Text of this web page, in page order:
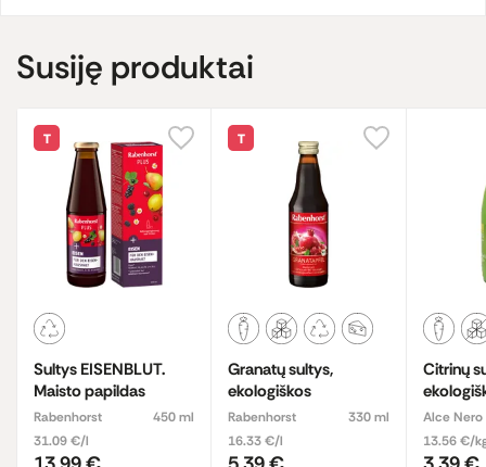
Susiję produktai
T
Sultys EISENBLUT.
Maisto papildas
Rabenhorst
450 ml
31.09 €/l
T
Granatų sultys,
ekologiškos
Rabenhorst
330 ml
16.33 €/l
Citrinų
Alce Nero
13.56 €/